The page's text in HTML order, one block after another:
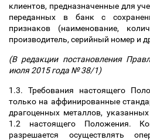
клиентов, предназначенные для
переданных в банк с
признаков (наименование,
производитель, серийный номер и
(В редакции постановления
июля 2015 года № 38/1)
1.3. Требования настоящего
только на аффинированные
драгоценных металлов,
1.2 настоящего Положения.
разрешается осуществлять